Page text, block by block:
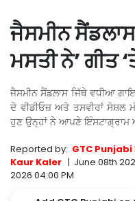
ਜੈਸਮੀਨ
ਮਸਤੀ ਨੇ’ ਗੀਤ
ਜੈਸਮੀਨ ਸੈਂਡਲਾਸ ਜਿੱਥੇ ਵਧੀਆ
ਦੇ ਵੀਡੀਓਜ਼ ਅਤੇ ਤਸਵੀਰਾਂ ਸੋਸ਼ਲ
ਹੁਣ ਉਨ੍ਹਾਂ ਨੇ ਆਪਣੇ ਇੰਸਟਾਗ੍ਰਾਮ
Reported by: GTC Punjabi
Kaur Kaler | June 08th
2026 04:00 PM